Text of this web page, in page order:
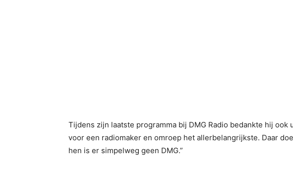
Tijdens zijn laatste programma bij DMG Radio bedankte hij
voor een radiomaker en omroep het allerbelangrijkste. Daar
hen is er simpelweg geen DMG.”